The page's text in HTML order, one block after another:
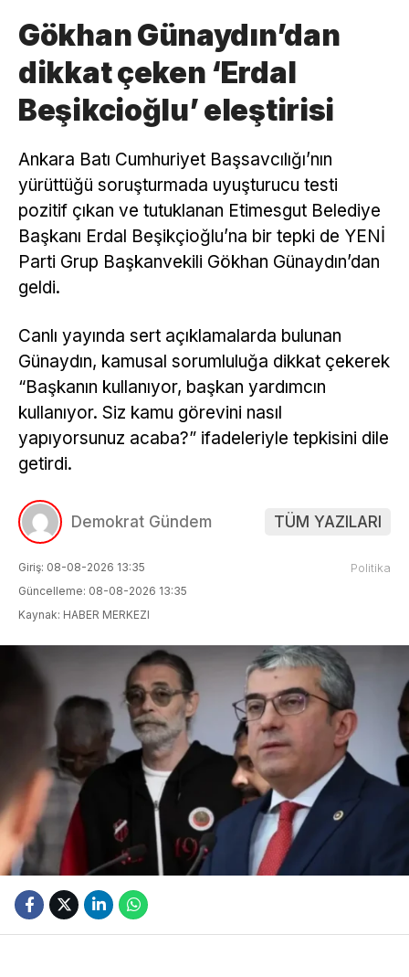
Gökhan Günaydın’dan
dikkat çeken ‘Erdal
Beşikcioğlu’ eleştirisi
Ankara Batı Cumhuriyet Başsavcılığı’nın
yürüttüğü soruşturmada uyuşturucu testi
pozitif çıkan ve tutuklanan Etimesgut Belediye
Başkanı Erdal Beşikçioğlu’na bir tepki de YENİ
Parti Grup Başkanvekili Gökhan Günaydın’dan
geldi.
Canlı yayında sert açıklamalarda bulunan
Günaydın, kamusal sorumluluğa dikkat çekerek
“Başkanın kullanıyor, başkan yardımcın
kullanıyor. Siz kamu görevini nasıl
yapıyorsunuz acaba?” ifadeleriyle tepkisini dile
getirdi.
Demokrat Gündem TÜM YAZILARI
Giriş: 08-08-2026 13:35
Güncelleme: 08-08-2026 13:35
Kaynak: HABER MERKEZI
Politika